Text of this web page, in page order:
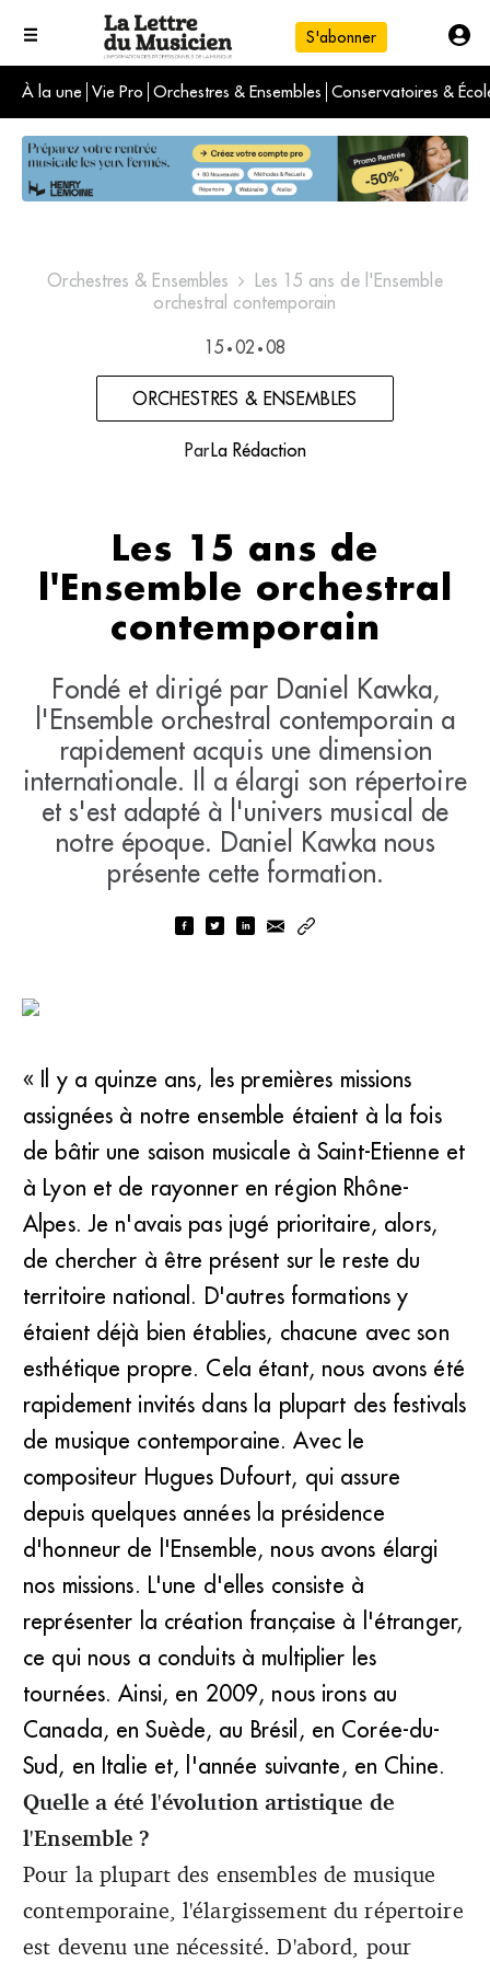
S'abonner
À la une Vie Pro Orchestres & Ensembles Conservatoires &
L'info du jour
Le numéro du mois
International
Orchestres & Ensembles
Les 15 ans de l'Ensemble
orchestral contemporain
15 • 02 • 08
ORCHESTRES & ENSEMBLES
Par La Rédaction
Les 15 ans de
l'Ensemble orchestral
contemporain
Fondé et dirigé par Daniel Kawka,
l'Ensemble orchestral contemporain a
rapidement acquis une dimension
internationale. Il a élargi son répertoire
et s'est adapté à l'univers musical de
notre époque. Daniel Kawka nous
présente cette formation.
« Il y a quinze ans, les premières missions
assignées à notre ensemble étaient à la fois
de bâtir une saison musicale à Saint-Etienne et
à Lyon et de rayonner en région Rhône-
Alpes. Je n'avais pas jugé prioritaire, alors,
de chercher à être présent sur le reste du
territoire national. D'autres formations y
étaient déjà bien établies, chacune avec son
esthétique propre. Cela étant, nous avons été
rapidement invités dans la plupart des festivals
de musique contemporaine. Avec le
compositeur Hugues Dufourt, qui assure
depuis quelques années la présidence
d'honneur de l'Ensemble, nous avons élargi
nos missions. L'une d'elles consiste à
représenter la création française à l'étranger,
ce qui nous a conduits à multiplier les
tournées. Ainsi, en 2009, nous irons au
Canada, en Suède, au Brésil, en Corée-du-
Sud, en Italie et, l'année suivante, en Chine.
Quelle a été l'évolution artistique de
l'Ensemble ?
Pour la plupart des ensembles de musique
contemporaine, l'élargissement du répertoire
est devenu une nécessité. D'abord, pour